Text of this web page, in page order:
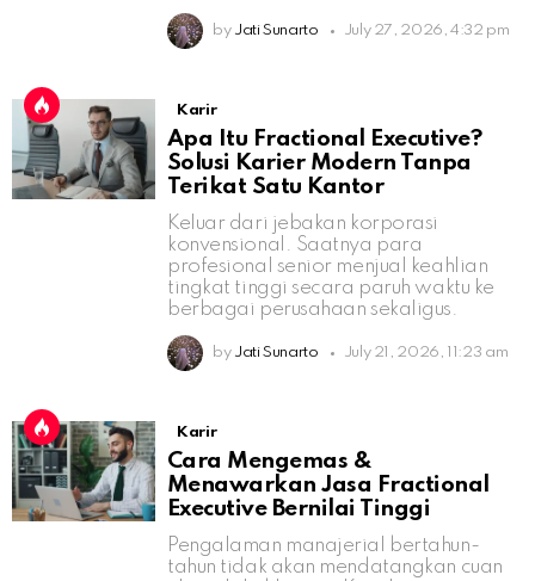
by Jati Sunarto July 27, 2026, 4:32 pm
Karir
Apa Itu Fractional Executive?
Solusi Karier Modern Tanpa
Terikat Satu Kantor
Keluar dari jebakan korporasi
konvensional. Saatnya para
profesional senior menjual keahlian
tingkat tinggi secara paruh waktu ke
berbagai perusahaan sekaligus.
by Jati Sunarto July 21, 2026, 11:23 am
Karir
Cara Mengemas &
Menawarkan Jasa Fractional
Executive Bernilai Tinggi
Pengalaman manajerial bertahun-
tahun tidak akan mendatangkan cuan